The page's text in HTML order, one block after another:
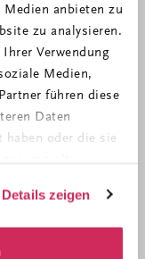
anbieten zu
zu analysieren.
Verwendung
Medien,
führen diese
Daten
oder die sie
finden Sie in
Details zeigen